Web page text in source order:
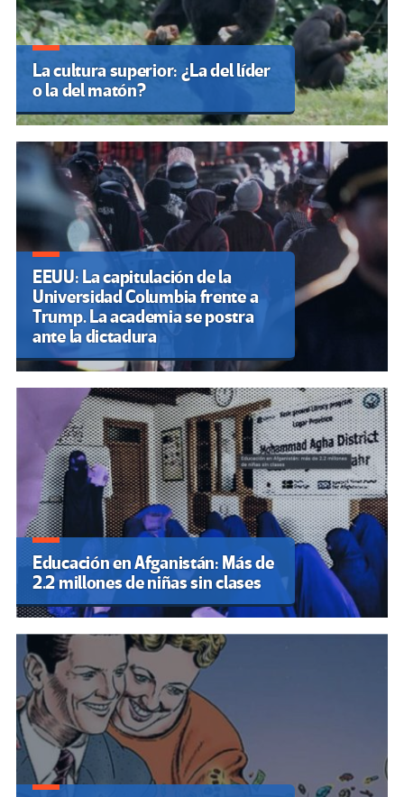
La cultura superior: ¿La del líder
o la del matón?
EEUU: La capitulación de la
Universidad Columbia frente a
Trump. La academia se postra
ante la dictadura
Educación en Afganistán: Más de
2.2 millones de niñas sin clases